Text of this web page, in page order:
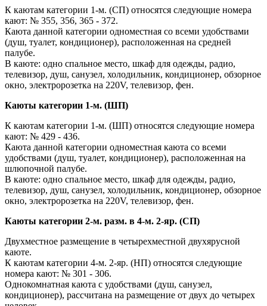
К каютам категории 1-м. (СП) относятся следующие номера
кают: № 355, 356, 365 - 372.
Каюта данной категории одноместная со всеми удобствами
(душ, туалет, кондиционер), расположенная на средней
палубе.
В каюте: одно спальное место, шкаф для одежды, радио,
телевизор, душ, санузел, холодильник, кондиционер, обзорное
окно, электророзетка на 220V, телевизор, фен.
Каюты категории 1-м. (ШП)
К каютам категории 1-м. (ШП) относятся следующие номера
кают: № 429 - 436.
Каюта данной категории одноместная каюта со всеми
удобствами (душ, туалет, кондиционер), расположенная на
шлюпочной палубе.
В каюте: одно спальное место, шкаф для одежды, радио,
телевизор, душ, санузел, холодильник, кондиционер, обзорное
окно, электророзетка на 220V, телевизор, фен.
Каюты категории 2-м. разм. в 4-м. 2-яр. (СП)
Двухместное размещение в четырехместной двухярусной
каюте.
К каютам категории 4-м. 2-яр. (НП) относятся следующие
номера кают: № 301 - 306.
Однокомнатная каюта с удобствами (душ, санузел,
кондиционер), рассчитана на размещение от двух до четырех